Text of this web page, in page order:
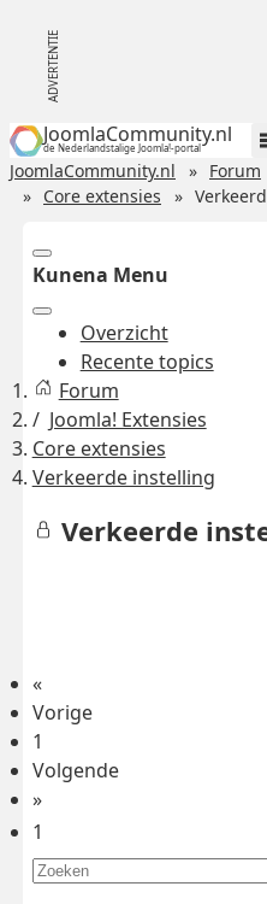
JoomlaCommunity.nl
de Nederlandstalige Joomla!-portal
JoomlaCommunity.nl Forum
Core extensies
Kunena Menu
Overzicht
Recente topics
Forum
Joomla! Extensies
Core extensies
Verkeerde instelling
Verkeerde
«
Vorige
1
Volgende
»
1